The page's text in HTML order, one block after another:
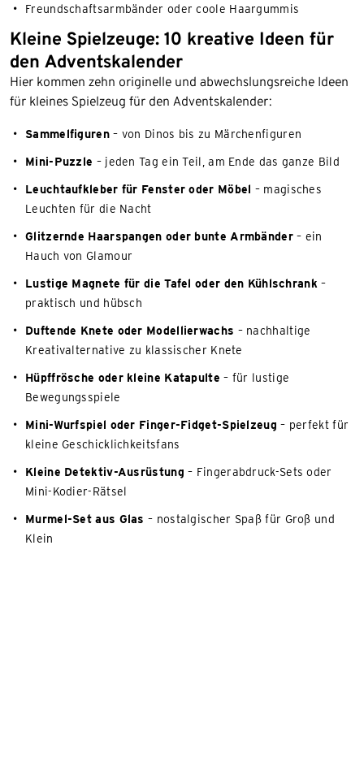
Freundschaftsarmbänder oder coole Haargummis
Kleine Spielzeuge: 10 kreative Ideen für
den Adventskalender
Hier kommen zehn originelle und abwechslungsreiche Ideen
für kleines Spielzeug für den Adventskalender:
Sammelfiguren– von Dinos bis zu Märchenfiguren
Mini-Puzzle – jeden Tag ein Teil, am Ende das ganze Bild
Leuchtaufkleber für Fenster oder Möbel – magisches
Leuchten für die Nacht
Glitzernde Haarspangen oder bunte Armbänder– ein
Hauch von Glamour
Lustige Magnete für die Tafel oder den Kühlschrank –
praktisch und hübsch
Duftende Knete oder Modellierwachs – nachhaltige
Kreativalternative zu klassischer Knete
Hüpffrösche oder kleine Katapulte – für lustige
Bewegungsspiele
Mini-Wurfspiel oder Finger-Fidget-Spielzeug – perfekt für
kleine Geschicklichkeitsfans
Kleine Detektiv-Ausrüstung – Fingerabdruck-Sets oder
Mini-Kodier-Rätsel
Murmel-Set aus Glas – nostalgischer Spaß für Groß und
Klein